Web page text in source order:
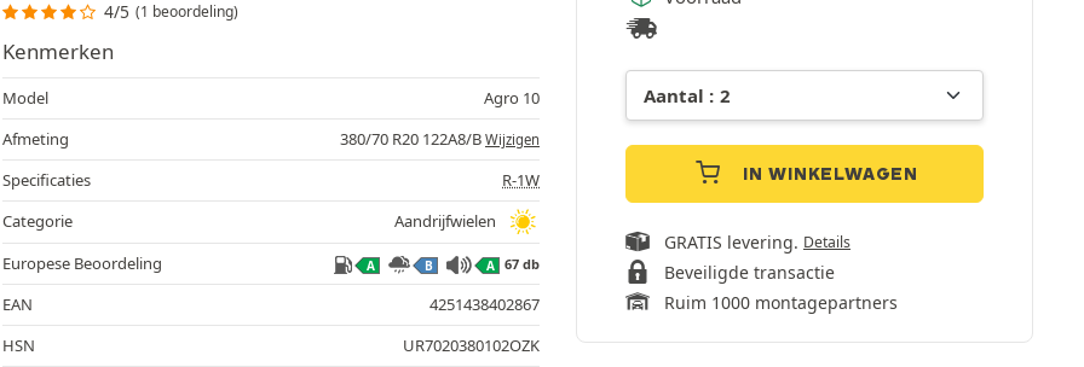
4/5 (1 beoordeling)
67
IN WINKELWAGEN
GRATIS levering. Details
Beveiligde transactie
Ruim 1000 montagepartners
Kenmerken
Model
Agro 10
Afmeting
380/70 R20 122A8/B Wijzigen
Specificaties
R-1W
Categorie
Aandrijfwielen
Europese Beoordeling
A B A 67 db
EAN
4251438402867
HSN
UR7020380102OZK